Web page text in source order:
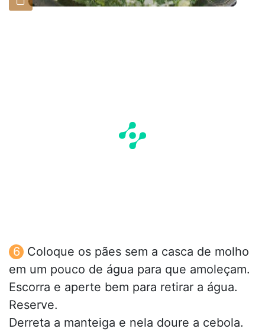
Coloque os pães sem a casca de molho
em um pouco de água para que amoleçam.
Escorra e aperte bem para retirar a água.
Reserve.
Derreta a manteiga e nela doure a cebola.